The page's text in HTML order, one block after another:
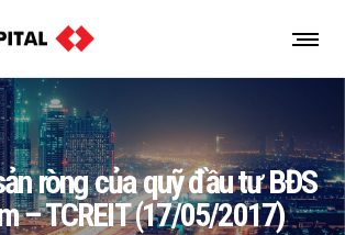
ròng của quỹ đầu tư BĐS
– TCREIT (17/05/2017)